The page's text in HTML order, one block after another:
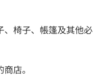
、椅子、帳篷及其他必
店。